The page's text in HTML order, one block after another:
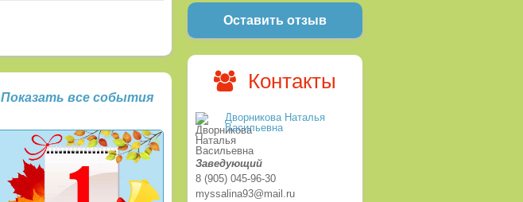
Показать все события
Оставить отзыв
Контакты
Дворникова Наталья
Васильевна
Заведующий
8 (905) 045-96-30
myssalina93@mail.ru